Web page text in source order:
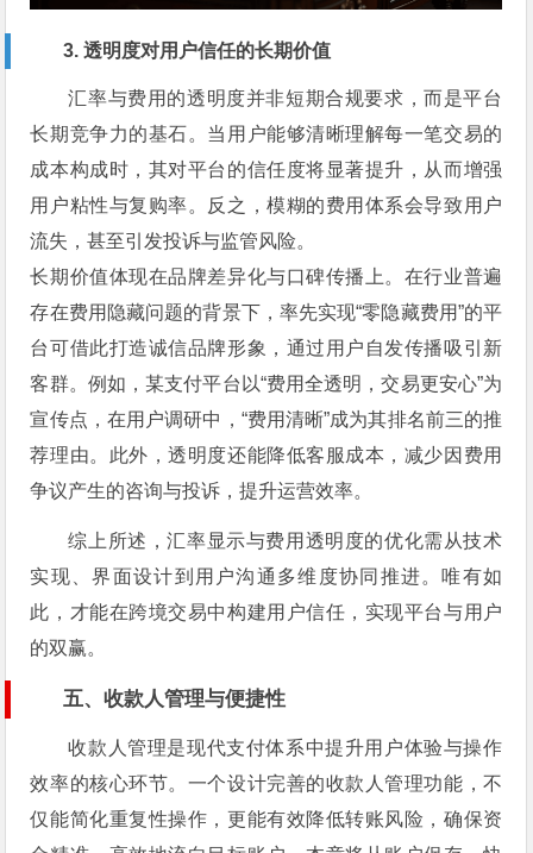
3. 透明度对用户信任的长期价值
汇率与费用的透明度并非短期合规要求，而是平台
长期竞争力的基石。当用户能够清晰理解每一笔交易的
成本构成时，其对平台的信任度将显著提升，从而增强
用户粘性与复购率。反之，模糊的费用体系会导致用户
流失，甚至引发投诉与监管风险。
长期价值体现在品牌差异化与口碑传播上。在行业普遍
存在费用隐藏问题的背景下，率先实现“零隐藏费用”的平
台可借此打造诚信品牌形象，通过用户自发传播吸引新
客群。例如，某支付平台以“费用全透明，交易更安心”为
宣传点，在用户调研中，“费用清晰”成为其排名前三的推
荐理由。此外，透明度还能降低客服成本，减少因费用
争议产生的咨询与投诉，提升运营效率。
综上所述，汇率显示与费用透明度的优化需从技术
实现、界面设计到用户沟通多维度协同推进。唯有如
此，才能在跨境交易中构建用户信任，实现平台与用户
的双赢。
五、收款人管理与便捷性
收款人管理是现代支付体系中提升用户体验与操作
效率的核心环节。一个设计完善的收款人管理功能，不
仅能简化重复性操作，更能有效降低转账风险，确保资